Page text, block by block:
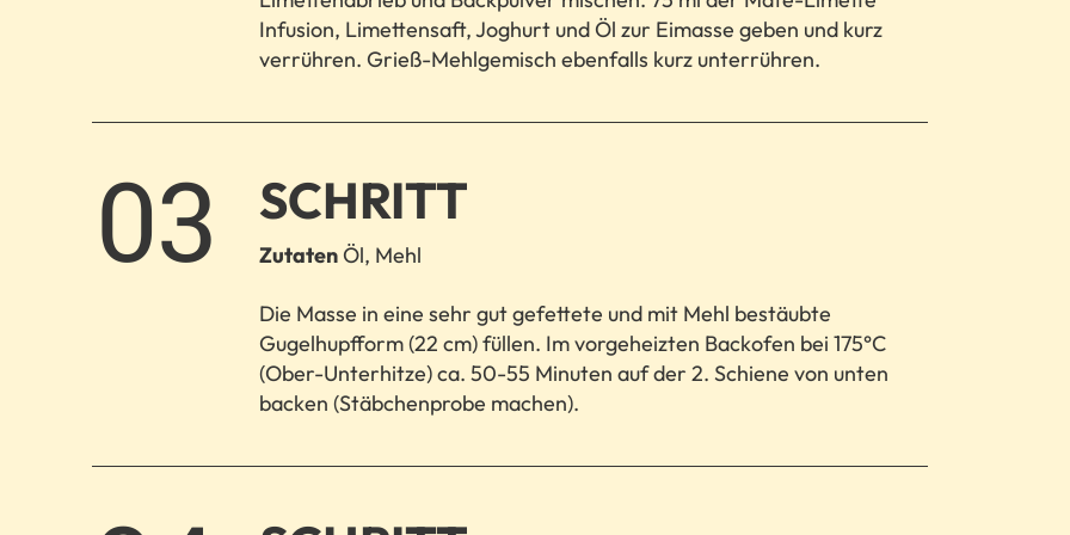
Infusion, Limettensaft, Joghurt und Öl zur Eimasse geben und kurz
verrühren. Grieß-Mehlgemisch ebenfalls kurz unterrühren.
3.
SCHRITT
ZutatenÖl, Mehl
Die Masse in eine sehr gut gefettete und mit Mehl bestäubte
Gugelhupfform (22 cm) füllen. Im vorgeheizten Backofen bei 175°C
(Ober-Unterhitze) ca. 50-55 Minuten auf der 2. Schiene von unten
backen (Stäbchenprobe machen).